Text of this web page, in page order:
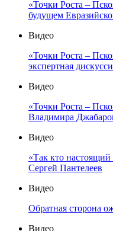
«Точки Роста –
будущем
Видео
«Точки Роста –
экспертная
Видео
«Точки Роста –
Владимира
Видео
«Так кто
Сергей Пантелеев
Видео
Обратная сторона
Видео